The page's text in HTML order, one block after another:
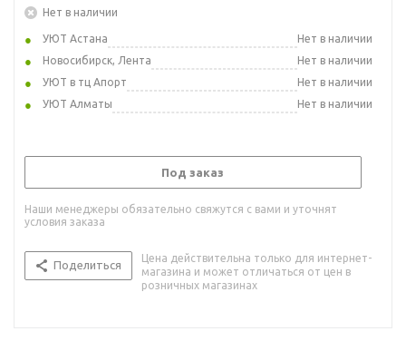
Нет в наличии
УЮТ Астана
Нет в наличии
Новосибирск, Лента
Нет в наличии
УЮТ в тц Апорт
Нет в наличии
УЮТ Алматы
Нет в наличии
Под заказ
Наши менеджеры обязательно свяжутся с вами и уточнят
условия заказа
Поделиться
Цена действительна только для интернет-
магазина и может отличаться от цен в
розничных магазинах